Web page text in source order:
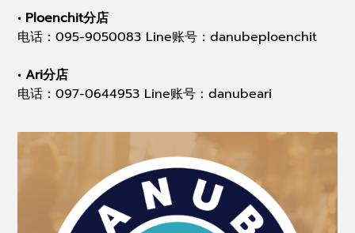
• Ploenchit分店
电话：095-9050083 Line账号：danubeploenchit
• Ari分店
电话：097-0644953 Line账号：danubeari